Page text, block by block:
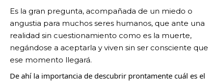
Es la gran pregunta, acompañada de un miedo o
angustia para muchos seres humanos, que ante una
realidad sin cuestionamiento como es la muerte,
negándose a aceptarla y viven sin ser consciente que
ese momento llegará.
De ahí la importancia de descubrir prontamente cuál es el